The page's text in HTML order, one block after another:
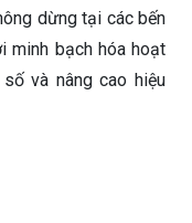
dừng tại các bến
minh bạch hóa hoạt
và nâng cao hiệu